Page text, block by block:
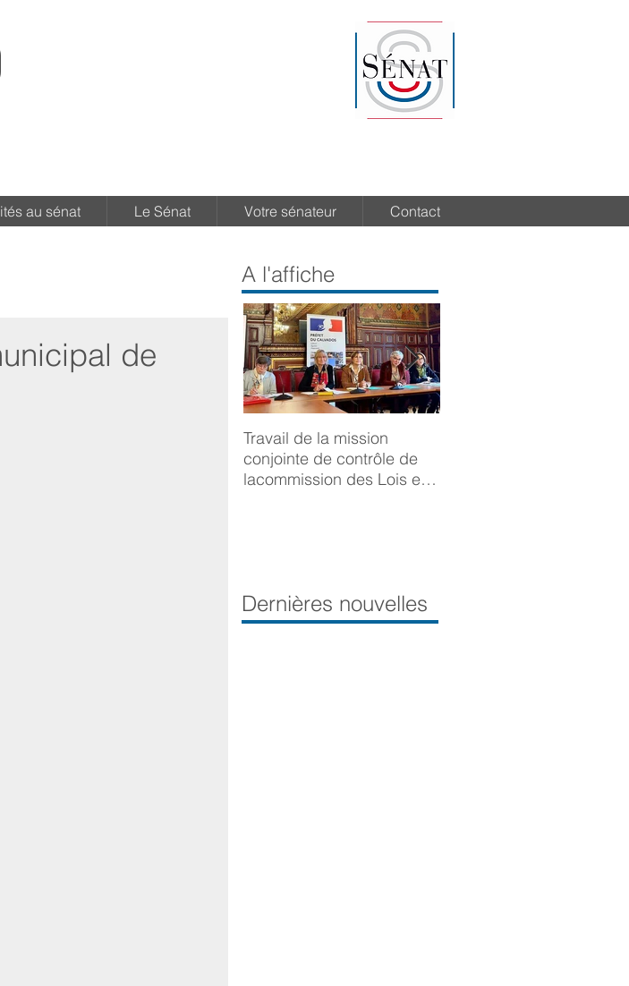
au sénat Le Sénat Votre sénateur Contact
A l'affiche
de
Travail de la mission
conjointe de contrôle de
lacommission des Lois et
Dernières nouvelles